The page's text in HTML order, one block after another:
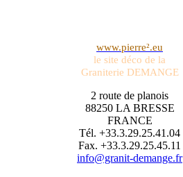
www.pierre².eu
le site déco de la
Graniterie DEMANGE
2 route de planois
88250 LA BRESSE
FRANCE
Tél. +33.3.29.25.41.04
Fax. +33.3.29.25.45.11
info@granit-demange.fr